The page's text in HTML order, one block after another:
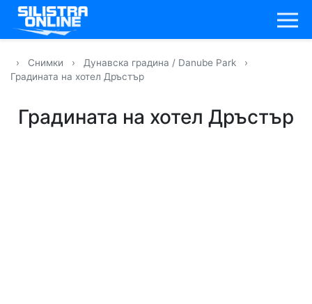
› Снимки › Дунавска градина / Danube Park
›
Градината на хотел Дръстър
Градината на хотел Дръстър